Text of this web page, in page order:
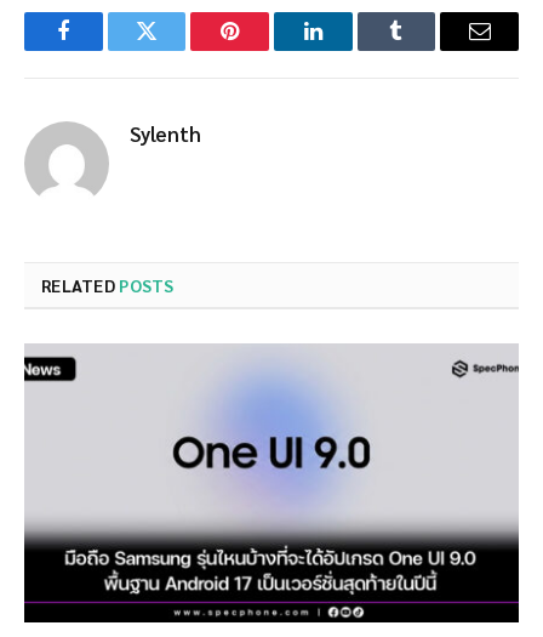
FacebookTwitter Pinterest LinkedInTumblr Email
Sylenth
RELATED POSTS